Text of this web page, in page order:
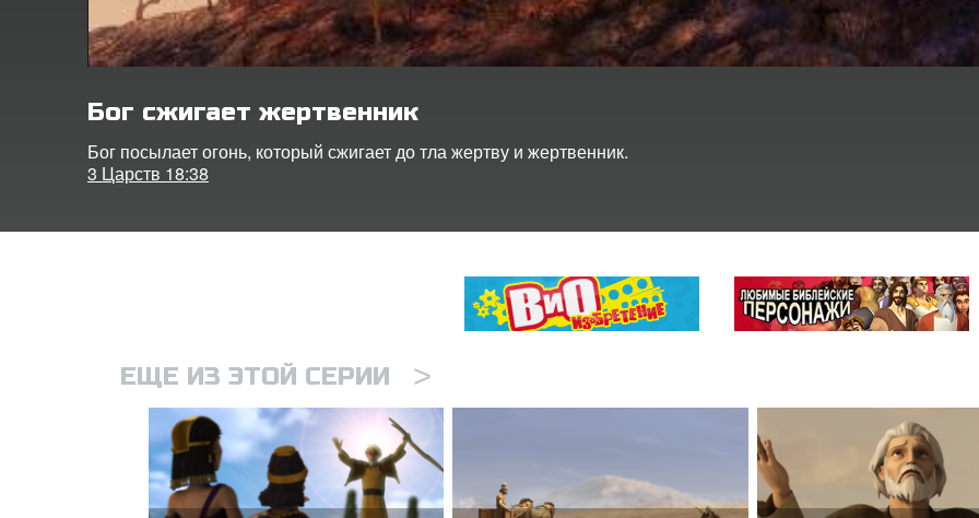
Бог сжигает жертвенник
Бог посылает огонь, который сжигает до тла жертву и жертвенник.
3 Царств 18:38
ЕЩЕ ИЗ ЭТОЙ СЕРИИ >